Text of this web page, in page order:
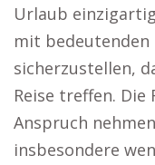
Urlaub
mit
sicherzustellen,
Reise treffen.
Anspruch
insbesondere